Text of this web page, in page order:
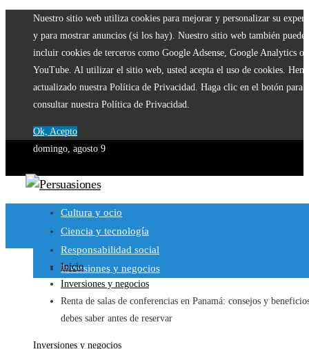
Nuestro sitio web utiliza cookies para mejorar y personalizar su
y para mostrar anuncios (si los hay). Nuestro sitio web también puede
incluir cookies de terceros como Google Adsense, Google Analytics o
YouTube. Al utilizar el sitio web, usted acepta el uso de cookies.
actualizado nuestra Política de Privacidad. Haga clic en el botón para
consultar nuestra Política de Privacidad.
Ok, Acepto
domingo, agosto 9
Cultura y ocio
Ciencia y tecnología
Responsabilidad social
Inversiones y negocios
Inicio
Inversiones y negocios
Renta de salas de conferencias en Panamá: consejos y
debes saber antes de reservar
Inversiones y negocios